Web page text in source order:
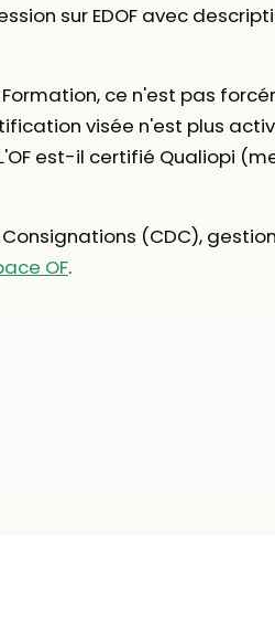
sur EDOF avec
ce n'est pas
visée n'est plus
est-il certifié Qualiopi
(CDC),
OF.